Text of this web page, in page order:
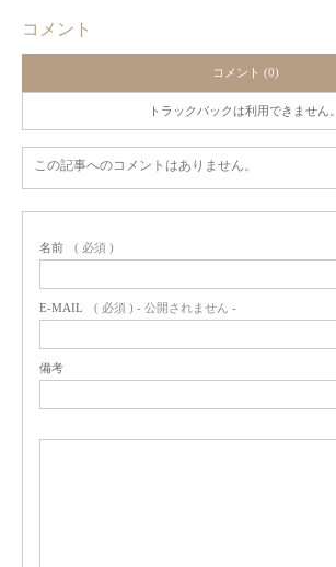
コメント
コメント (0)
トラックバックは利用できません。
この記事へのコメントはありません。
名前 ( 必須 )
E-MAIL ( 必須 ) - 公開されません -
備考